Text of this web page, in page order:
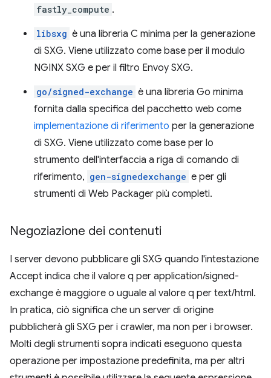
fastly_compute .
libsxg è una libreria C minima per la generazione
di SXG. Viene utilizzato come base per il modulo
NGINX SXG e per il filtro Envoy SXG.
go/signed-exchange è una libreria Go minima
fornita dalla specifica del pacchetto web come
implementazione di riferimento per la generazione
di SXG. Viene utilizzato come base per lo
strumento dell'interfaccia a riga di comando di
riferimento, gen-signedexchange e per gli
strumenti di Web Packager più completi.
Negoziazione dei contenuti
I server devono pubblicare gli SXG quando l'intestazione
Accept indica che il valore q per application/signed-
exchange è maggiore o uguale al valore q per text/html.
In pratica, ciò significa che un server di origine
pubblicherà gli SXG per i crawler, ma non per i browser.
Molti degli strumenti sopra indicati eseguono questa
operazione per impostazione predefinita, ma per altri